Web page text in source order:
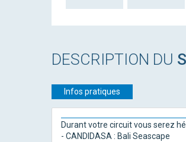
DESCRIPTION DU
Infos pratiques
Durant votre circuit vous serez
- CANDIDASA : Bali Seascape